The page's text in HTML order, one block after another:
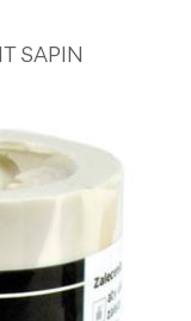
SAPIN